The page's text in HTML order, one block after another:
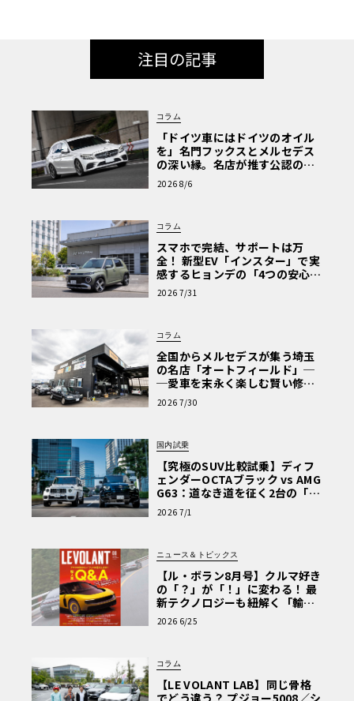
注目の記事
コラム
「ドイツ車にはドイツのオイル
を」名門フックスとメルセデス
の深い縁。名店が推す公認の安
心と、Cクラスで味わうシルキー
な走り〈PR〉
2026 8/6
コラム
スマホで完結、サポートは万
全！ 新型EV「インスター」で実
感するヒョンデの「4つの安心」
【第1回・ヒョンデ6つの疑問：
Why? Hyundai?】〈PR〉
2026 7/31
コラム
全国からメルセデスが集う埼玉
の名店「オートフィールド」─
─愛車を末永く楽しむ賢い修理
術と、プロがフックス製オイル
を選ぶ理由〈PR〉
2026 7/30
国内試乗
【究極のSUV比較試乗】ディフ
ェンダーOCTAブラック vs AMG
G63：道なき道を征く2台の「対
極的アプローチ」
2026 7/1
ニュース＆トピックス
【ル・ボラン8月号】クルマ好き
の「？」が「！」に変わる！ 最
新テクノロジーも紐解く「輸入
車Q&A」
2026 6/25
コラム
【LE VOLANT LAB】同じ骨格